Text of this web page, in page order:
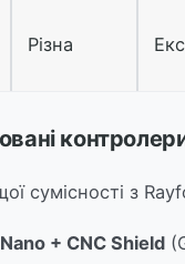
Різна
сумісності з
+ CNC Shield